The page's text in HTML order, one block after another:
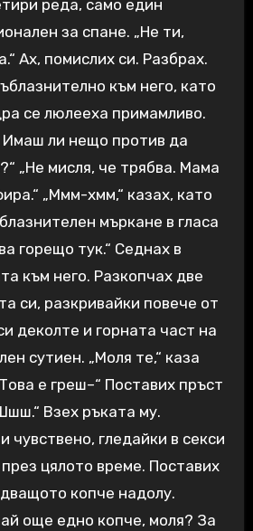
реда, само един
за спане. „Не ти,
Ах, помислих си. Разбрах.
към него, като
се люлееха примамливо.
Имаш ли нещо против да
„Не мисля, че трябва. Мама
„Ммм-хмм,“ казах, като
мъркане в гласа
горещо тук.“ Седнах в
към него. Разкопчах две
си, разкривайки повече от
деколте и горната част на
сутиен. „Моля те,“ каза
е греш–“ Поставих пръст
Взех ръката му.
чувствено, гледайки в секси
цялото време. Поставих
копче надолу.
още едно копче, моля? За